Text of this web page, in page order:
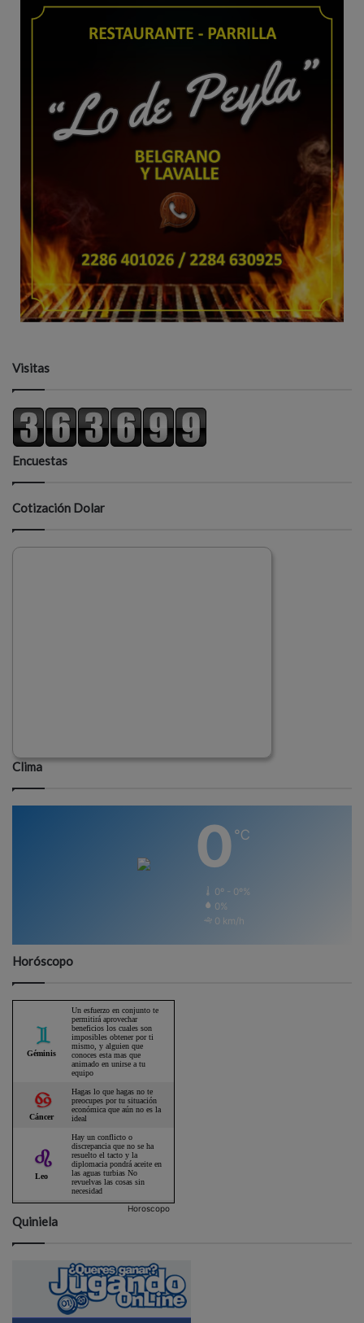
Visitas
Encuestas
Cotización Dolar
Clima
0 ℃
0º - 0º%
0%
0 km/h
Horóscopo
Horoscopo
Quiniela